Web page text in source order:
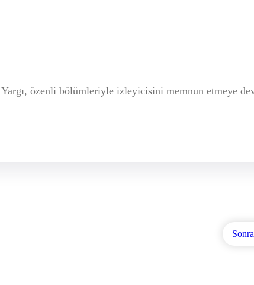
özenli bölümleriyle izleyicisini memnun etmeye